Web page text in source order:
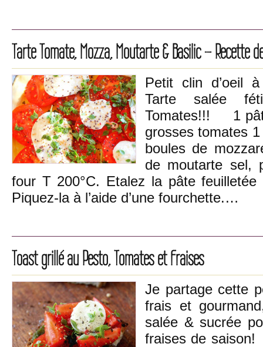
Tarte Tomate, Mozza, Moutarte & Basilic – Recette
Petit clin d’oeil
Tarte salée
Tomates!!! 1
grosses tomates
boules de
de moutarte
four T 200°C. Etalez la pâte
Piquez-la à l’aide d’une fourchette.…
Toast grillé au Pesto, Tomates et Fraises
Je partage cette
frais et
salée & sucrée
fraises de